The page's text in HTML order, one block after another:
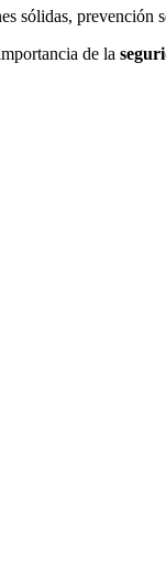
sólidas, prevención
de la